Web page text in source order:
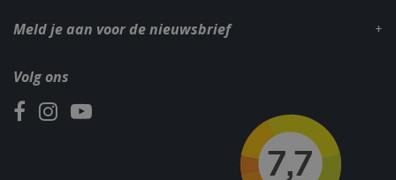
Volg ons
Meld je aan voor de nieuwsbrief
Aanbieder/ Domein
Vervaldatum